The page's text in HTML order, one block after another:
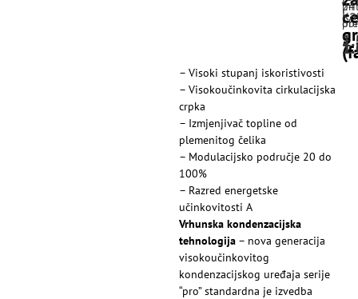
24
– Visoki stupanj iskoristivosti
– Visokoučinkovita cirkulacijska
crpka
– Izmjenjivač topline od
plemenitog čelika
– Modulacijsko područje 20 do
100%
– Razred energetske
učinkovitosti A
Vrhunska kondenzacijska
tehnologija – nova generacija
visokoučinkovitog
kondenzacijskog uređaja serije
“pro” standardna je izvedba